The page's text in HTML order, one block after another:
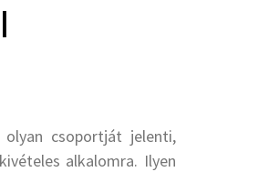
csoportját jelenti,
alkalomra. Ilyen